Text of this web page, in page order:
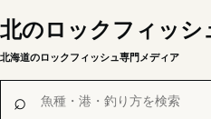
北のロックフィッシ
北海道のロックフィッシュ専門メディア
魚種・港・釣り方を検索
⌕